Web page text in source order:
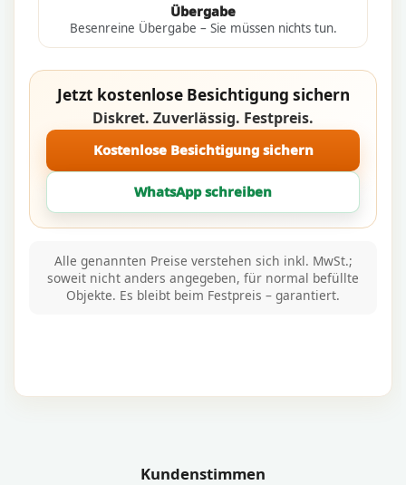
Übergabe
Besenreine Übergabe – Sie müssen nichts tun.
Jetzt kostenlose Besichtigung sichern
Diskret. Zuverlässig. Festpreis.
Kostenlose Besichtigung sichern
WhatsApp schreiben
Alle genannten Preise verstehen sich inkl. MwSt.;
soweit nicht anders angegeben, für normal befüllte
Objekte. Es bleibt beim Festpreis – garantiert.
Kundenstimmen